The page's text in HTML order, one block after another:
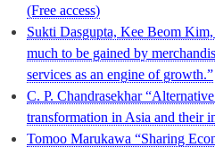
(Free access)
Sukti Dasgupta, Kee Beom
much to be gained by
services as an engine of growth.”
C. P. Chandrasekhar
transformation in Asia and their
Tomoo Marukawa “Sharing